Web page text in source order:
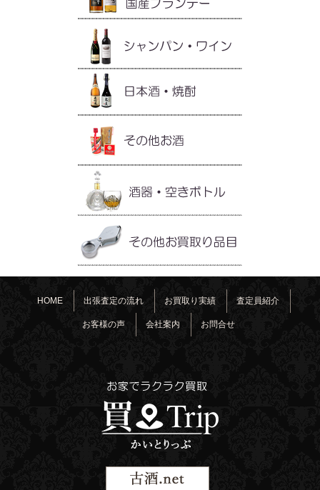
HOME 出張査定の流れ お買取り実績 査定員紹介
お客様の声 会社案内 お問合せ